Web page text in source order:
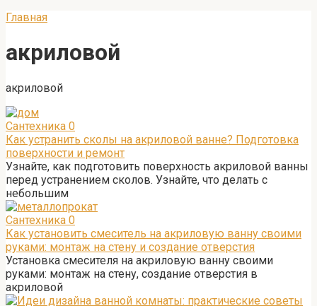
Главная
акриловой
акриловой
Сантехника 0
Как устранить сколы на акриловой ванне? Подготовка
поверхности и ремонт
Узнайте, как подготовить поверхность акриловой ванны
перед устранением сколов. Узнайте, что делать с
небольшим
Сантехника 0
Как установить смеситель на акриловую ванну своими
руками: монтаж на стену и создание отверстия
Установка смесителя на акриловую ванну своими
руками: монтаж на стену, создание отверстия в
акриловой